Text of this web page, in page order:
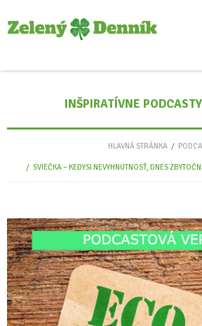
INŠPIRATÍVNE
HLAVNÁ STRÁNKA /
/ SVIEČKA – KEDYSI NEVYHNUTNOSŤ, DNES
Podcasty
Kontakt